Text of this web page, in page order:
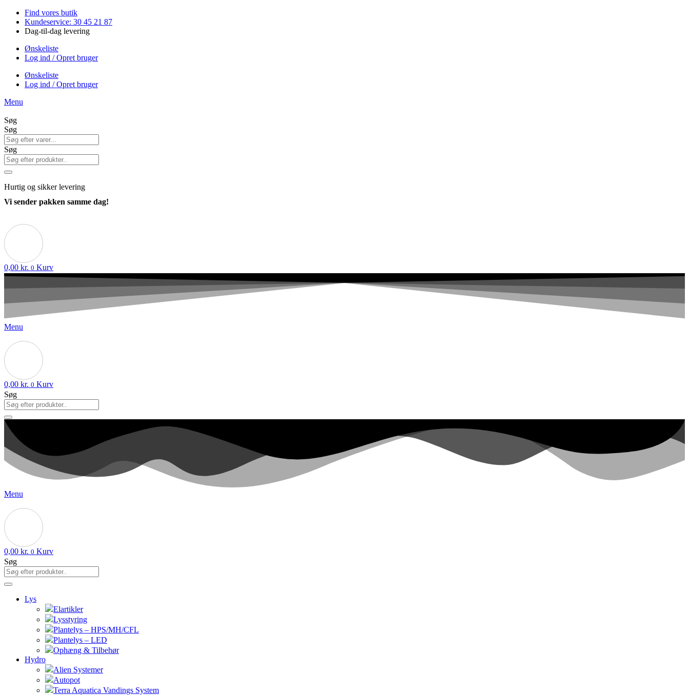
Videre
indhold
Find vores butik
Kundeservice: 30 45 21 87
Dag-til-dag levering
Ønskeliste
Log ind / Opret bruger
Ønskeliste
Log ind / Opret bruger
Menu
Søg
Søg
Søg
Hurtig og sikker levering
Vi sender pakken samme dag!
0,00 kr. 0 Kurv
Menu
0,00 kr. 0 Kurv
Søg
Menu
0,00 kr. 0 Kurv
Søg
Lys
Elartikler
Lysstyring
Plantelys – HPS/MH/CFL
Plantelys – LED
Ophæng & Tilbehør
Hydro
Alien Systemer
Autopot
Terra Aquatica Vandings System